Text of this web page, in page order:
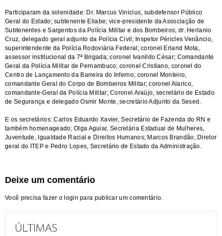
Participaram da solenidade: Dr. Marcus Vinicius, subdefensor Público
Geral do Estado; subtenente Eliabe; vice-presidente da Associação de
Subtenentes e Sargentos da Polícia Militar e dos Bombeiros; dr. Herlanio
Cruz, delegado geral adjunto da Polícia Civil; Inspetor Péricles Venâncio,
superintendente da Polícia Rodoviária Federal; coronel Erland Mota,
assessor institucional da 7ª Brigada; coronel Ivanildo César; Comandante
Geral da Polícia Militar de Pernambuco; coronel Cristiano, coronel do
Centro de Lançamento da Barreira do Inferno; coronel Monteiro,
comandante Geral do Corpo de Bombeiros Militar; coronel Alarico,
comandante-Geral da Polícia Militar; Coronel Araújo, secretário de Estado
de Segurança e delegado Osmir Monte, secretário Adjunto da Sesed.
E os secretários: Carlos Eduardo Xavier, Secretário de Fazenda do RN e
também homenageado; Olga Aguiar, Secretária Estadual de Mulheres,
Juventude, Igualdade Racial e Direitos Humanos; Marcos Brandão, Diretor
geral do ITEP e Pedro Lopes, Secretário de Estado da Administração.
Deixe um comentário
Você precisa fazer o login para publicar um comentário.